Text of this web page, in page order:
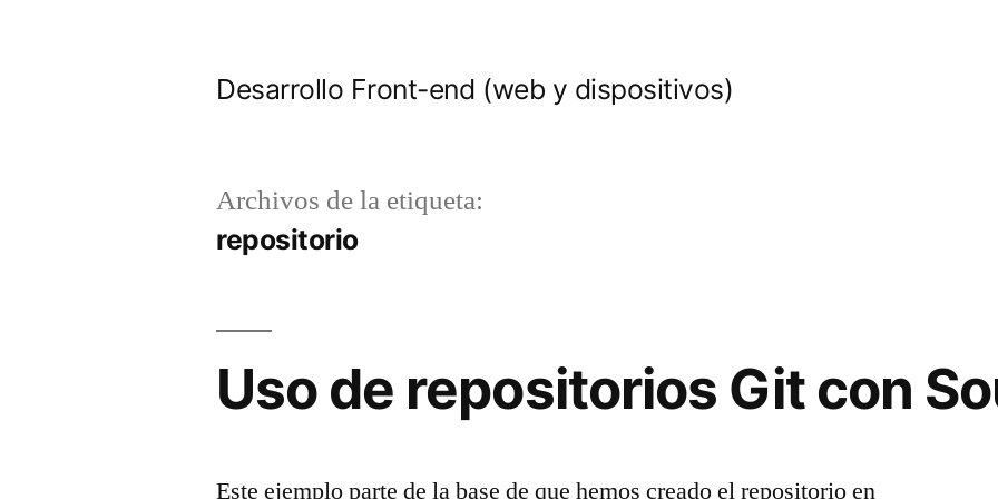
Desarrollo Front-end (web y dispositivos)
Archivos de la etiqueta:
repositorio
Uso de repositorios Git con
Este ejemplo parte de la base de que hemos creado el repositorio en